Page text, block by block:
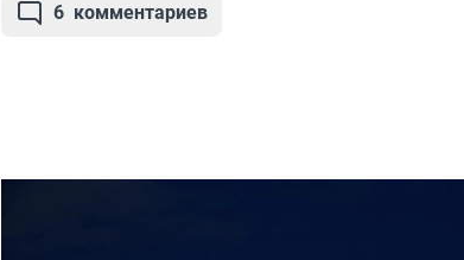
6 комментариев